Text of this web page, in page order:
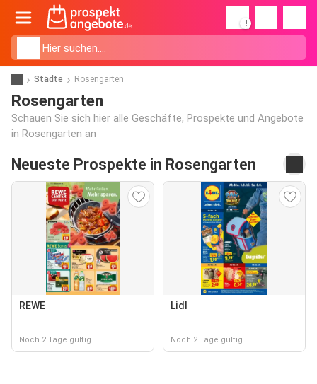
!
Städte Rosengarten
Rosengarten
Schauen Sie sich hier alle Geschäfte, Prospekte und Angebote
in Rosengarten an
Neueste Prospekte in Rosengarten
REWE
Noch 2 Tage gültig
Lidl
Noch 2 Tage gültig